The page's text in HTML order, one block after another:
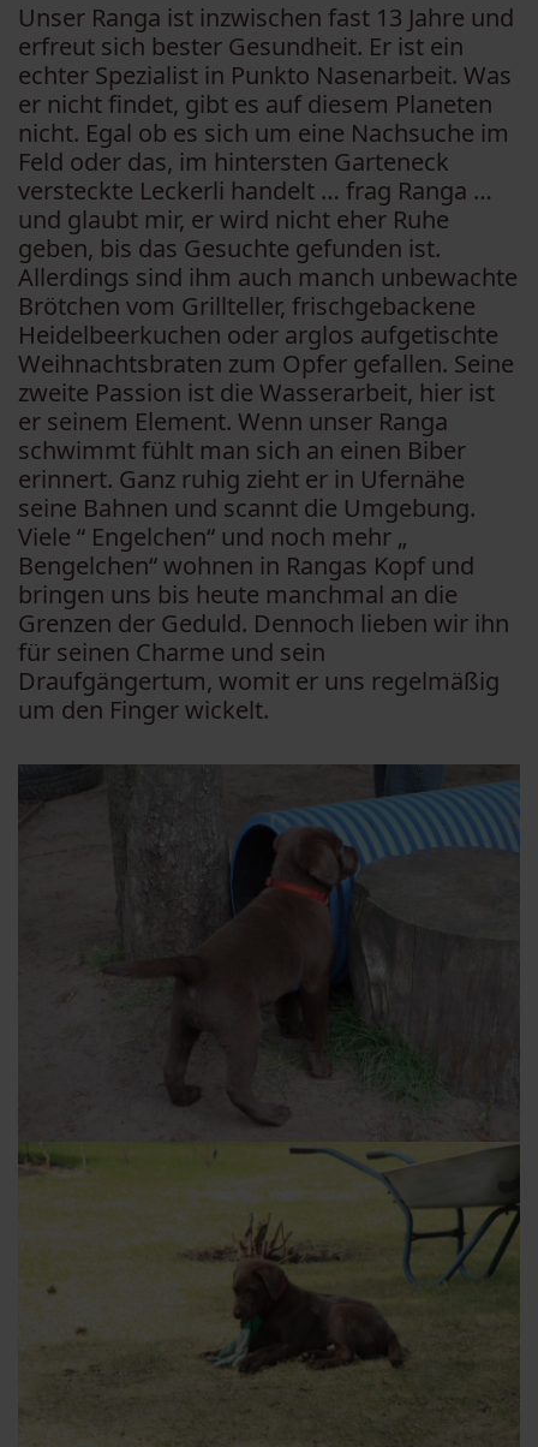
Unser Ranga ist inzwischen fast 13 Jahre und
erfreut sich bester Gesundheit. Er ist ein
echter Spezialist in Punkto Nasenarbeit. Was
er nicht findet, gibt es auf diesem Planeten
nicht. Egal ob es sich um eine Nachsuche im
Feld oder das, im hintersten Garteneck
versteckte Leckerli handelt … frag Ranga …
und glaubt mir, er wird nicht eher Ruhe
geben, bis das Gesuchte gefunden ist.
Allerdings sind ihm auch manch unbewachte
Brötchen vom Grillteller, frischgebackene
Heidelbeerkuchen oder arglos aufgetischte
Weihnachtsbraten zum Opfer gefallen. Seine
zweite Passion ist die Wasserarbeit, hier ist
er seinem Element. Wenn unser Ranga
schwimmt fühlt man sich an einen Biber
erinnert. Ganz ruhig zieht er in Ufernähe
seine Bahnen und scannt die Umgebung.
Viele “ Engelchen“ und noch mehr „
Bengelchen“ wohnen in Rangas Kopf und
bringen uns bis heute manchmal an die
Grenzen der Geduld. Dennoch lieben wir ihn
für seinen Charme und sein
Draufgängertum, womit er uns regelmäßig
um den Finger wickelt.